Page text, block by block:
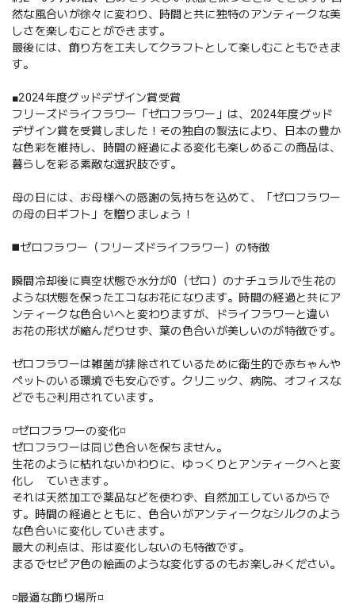
然な風合いが徐々に変わり、時間と共に独特のアンティークな美
しさを楽しむことができます。
最後には、飾り方を工夫してクラフトとして楽しむこともできま
す。
■2024年度グッドデザイン賞受賞
フリーズドライフラワー「ゼロフラワー」は、2024年度グッド
デザイン賞を受賞しました！その独自の製法により、日本の豊か
な色彩を維持し、時間の経過による変化も楽しめるこの商品は、
暮らしを彩る素敵な選択肢です。
母の日には、お母様への感謝の気持ちを込めて、「ゼロフラワー
の母の日ギフト」を贈りましょう！
◼️ゼロフラワー（フリーズドライフラワー）の特徴
瞬間冷却後に真空状態で水分が0（ゼロ）のナチュラルで生花の
ような状態を保ったエコなお花になります。時間の経過と共にア
ンティークな色合いへと変わりますが、ドライフラワーと違い
お花の形状が縮んだりせず、葉の色合いが美しいのが特徴です。
ゼロフラワーは雑菌が排除されているために衛生的で赤ちゃんや
ペットのいる環境でも安心です。クリニック、病院、オフィスな
どでもご利用されています。
◽️ゼロフラワーの変化◽️
ゼロフラワーは同じ色合いを保ちません。
生花のように枯れないかわりに、ゆっくりとアンティークへと変
化し ていきます。
それは天然加工で薬品などを使わず、自然加工しているからで
す。時間の経過とともに、色合いがアンティークなシルクのよう
な色合いに変化していきます。
最大の利点は、形は変化しないのも特徴です。
まるでセピア色の絵画のような変化するのもお楽しみください。
◽️最適な飾り場所◽️